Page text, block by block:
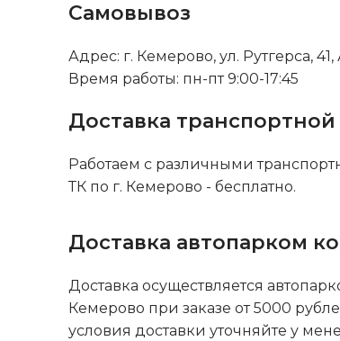
Самовывоз
Адрес: г. Кемерово, ул. Рутгерса, 41,
Время работы: пн-пт 9:00-17:45
Доставка
Работаем с различными
ТК по г. Кемерово - бесплатно.
Доставка автопарком
Доставка осуществляется
Кемерово при заказе от 5000
условия доставки уточняйте у